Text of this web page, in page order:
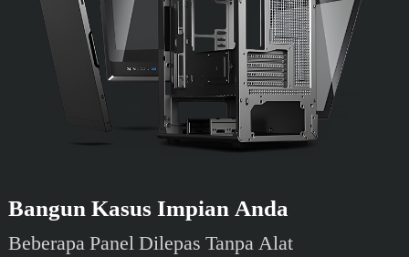
Bangun Kasus Impian Anda
Beberapa Panel Dilepas Tanpa Alat